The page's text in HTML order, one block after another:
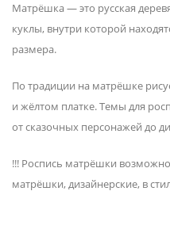
Матрёшка — это русская
куклы, внутри которой
размера.
По традиции на матрёшке
и жёлтом платке. Темы для
от сказочных персонажей до
!!! Роспись матрёшки
матрёшки, дизайнерские, в